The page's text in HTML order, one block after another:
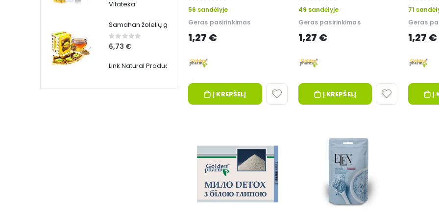
56 sandėlyje
Geras pasirinkimas
1,27 €
Į KREPŠELĮ
49 sandėlyje
Geras pasirinkimas
1,27 €
Į KREPŠELĮ
71
Geras
1,27 €
Į
Vitateka
Rating:
0%
6,73 €
Link Natural Products